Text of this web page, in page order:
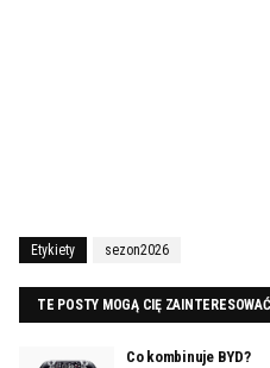
Etykiety sezon2026
TE POSTY MOGĄ CIĘ ZAINTERESOWAĆ
Co kombinuje BYD?